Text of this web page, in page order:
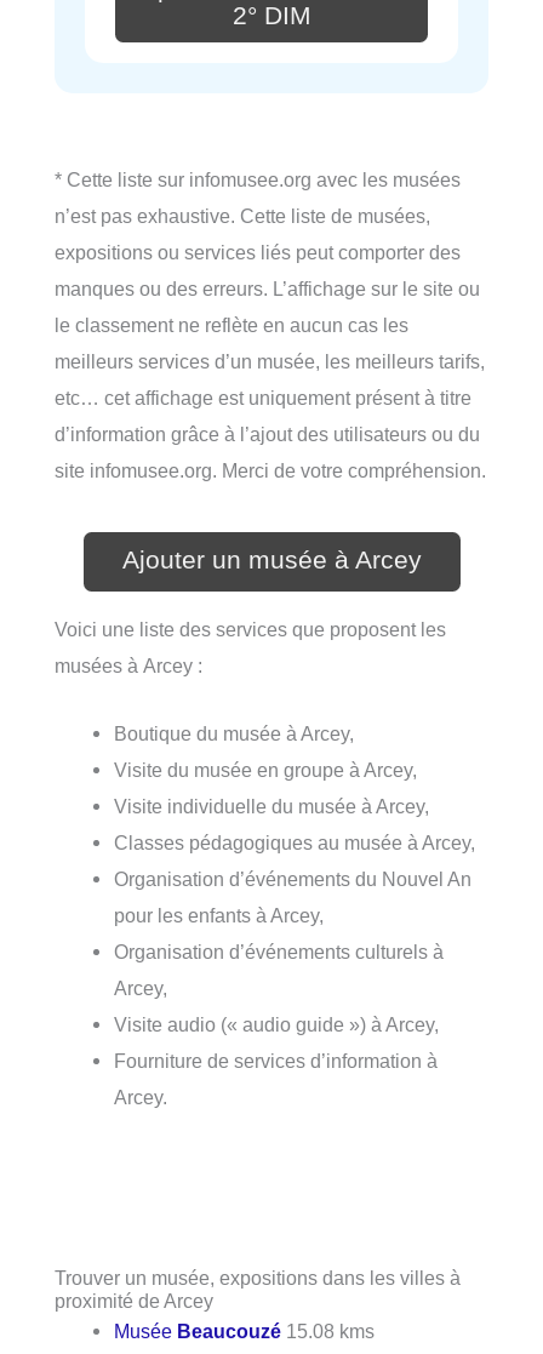
2° DIM
* Cette liste sur infomusee.org avec les musées
n’est pas exhaustive. Cette liste de musées,
expositions ou services liés peut comporter des
manques ou des erreurs. L’affichage sur le site ou
le classement ne reflète en aucun cas les
meilleurs services d’un musée, les meilleurs tarifs,
etc… cet affichage est uniquement présent à titre
d’information grâce à l’ajout des utilisateurs ou du
site infomusee.org. Merci de votre compréhension.
Ajouter un musée à Arcey
Voici une liste des services que proposent les
musées à Arcey :
Boutique du musée à Arcey,
Visite du musée en groupe à Arcey,
Visite individuelle du musée à Arcey,
Classes pédagogiques au musée à Arcey,
Organisation d’événements du Nouvel An
pour les enfants à Arcey,
Organisation d’événements culturels à
Arcey,
Visite audio (« audio guide ») à Arcey,
Fourniture de services d’information à
Arcey.
Trouver un musée, expositions dans les villes à
proximité de Arcey
Musée Beaucouzé 15.08 kms